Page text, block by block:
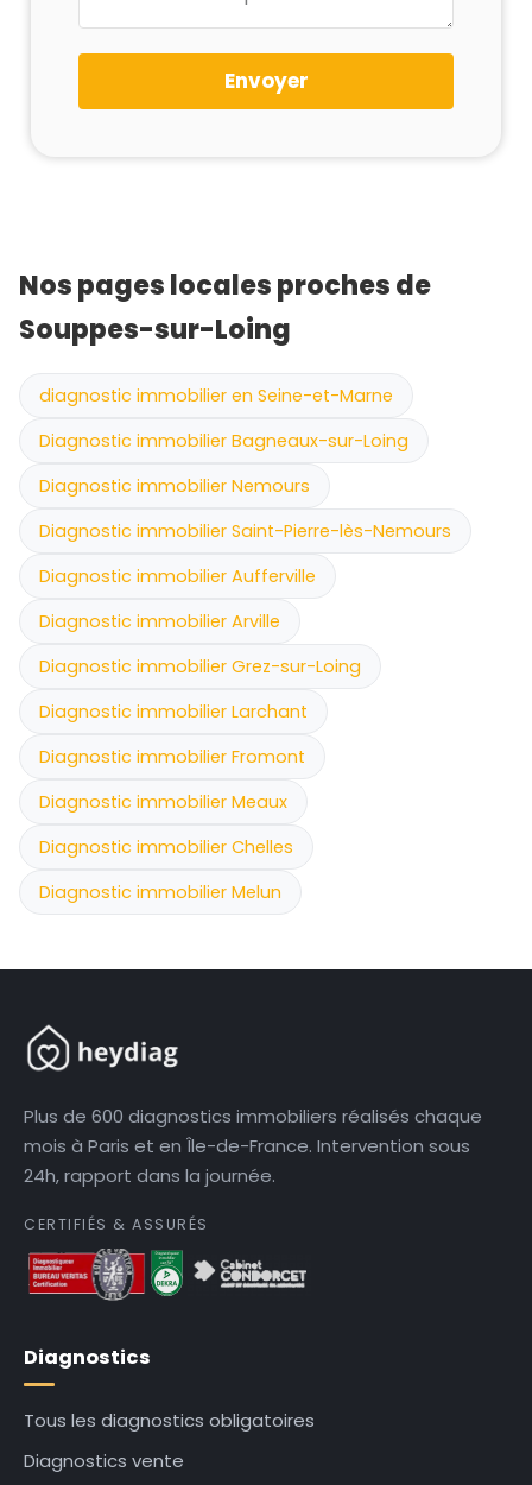
Envoyer
Nos pages locales proches de
Souppes-sur-Loing
diagnostic immobilier en Seine-et-Marne
Diagnostic immobilier Bagneaux-sur-Loing
Diagnostic immobilier Nemours
Diagnostic immobilier Saint-Pierre-lès-Nemours
Diagnostic immobilier Aufferville
Diagnostic immobilier Arville
Diagnostic immobilier Grez-sur-Loing
Diagnostic immobilier Larchant
Diagnostic immobilier Fromont
Diagnostic immobilier Meaux
Diagnostic immobilier Chelles
Diagnostic immobilier Melun
Plus de 600 diagnostics immobiliers réalisés chaque
mois à Paris et en Île-de-France. Intervention sous
24h, rapport dans la journée.
CERTIFIÉS & ASSURÉS
Diagnostics
Tous les diagnostics obligatoires
Diagnostics vente